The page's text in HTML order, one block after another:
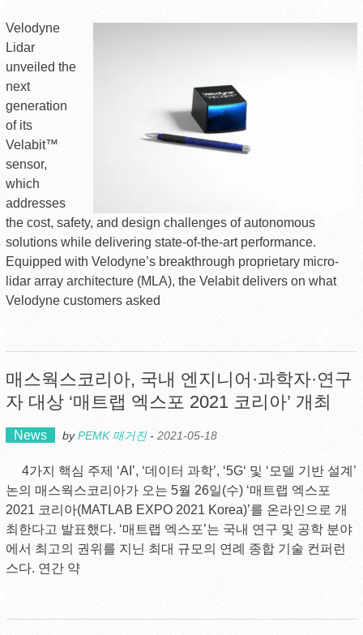
Velodyne
Lidar
unveiled the
next
generation
of its
Velabit™
sensor,
which
addresses
the cost, safety, and design challenges of autonomous
solutions while delivering state-of-the-art performance.
Equipped with Velodyne’s breakthrough proprietary micro-
lidar array architecture (MLA), the Velabit delivers on what
Velodyne customers asked
매스웍스코리아, 국내 엔지니어·과학자·연구
자 대상 ‘매트랩 엑스포 2021 코리아’ 개최
News byPEMK 매거진- 2021-05-18
4가지 핵심 주제 ‘AI’, ‘데이터 과학’, ‘5G‘ 및 ‘모델 기반 설계’
논의 매스웍스코리아가 오는 5월 26일(수) ‘매트랩 엑스포
2021 코리아(MATLAB EXPO 2021 Korea)’를 온라인으로 개
최한다고 발표했다. ‘매트랩 엑스포’는 국내 연구 및 공학 분야
에서 최고의 권위를 지닌 최대 규모의 연례 종합 기술 컨퍼런
스다. 연간 약